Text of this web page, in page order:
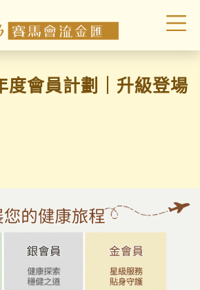
度會員計劃｜升級登場